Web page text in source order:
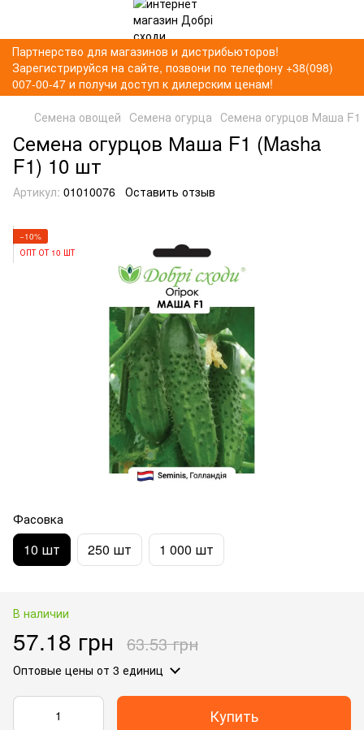
Партнерство для магазинов и дистрибьюторов!
Зарегистрируйся на сайте, позвони по телефону +38(098)
007-00-47 и получи доступ к дилерским ценам!
Семена овощей Cемена огурца Семена огурцов Маша
Семена огурцов Маша F1 (Masha
F1) 10 шт
Артикул: 01010076 Оставить отзыв
−10%
ОПТ ОТ 10 ШТ
Фасовка
10 шт 250 шт 1 000 шт
В наличии
57.18 грн 63.53 грн
Оптовые цены от 3 единиц
Купить